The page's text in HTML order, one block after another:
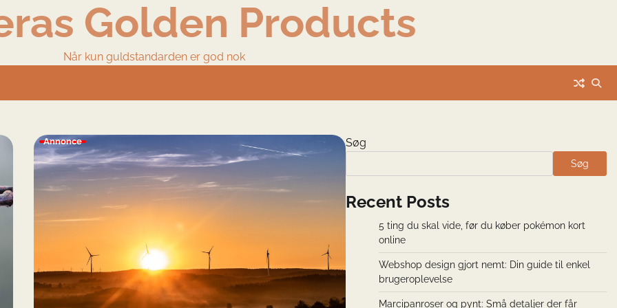
Golden Products
Når kun guldstandarden er god nok
Annonce Søg
Søg
Recent Posts
5 ting du skal vide, før du køber pokémon kort
online
Webshop design gjort nemt: Din guide til enkel
brugeroplevelse
Marcipanroser og pynt: Små detaljer der får